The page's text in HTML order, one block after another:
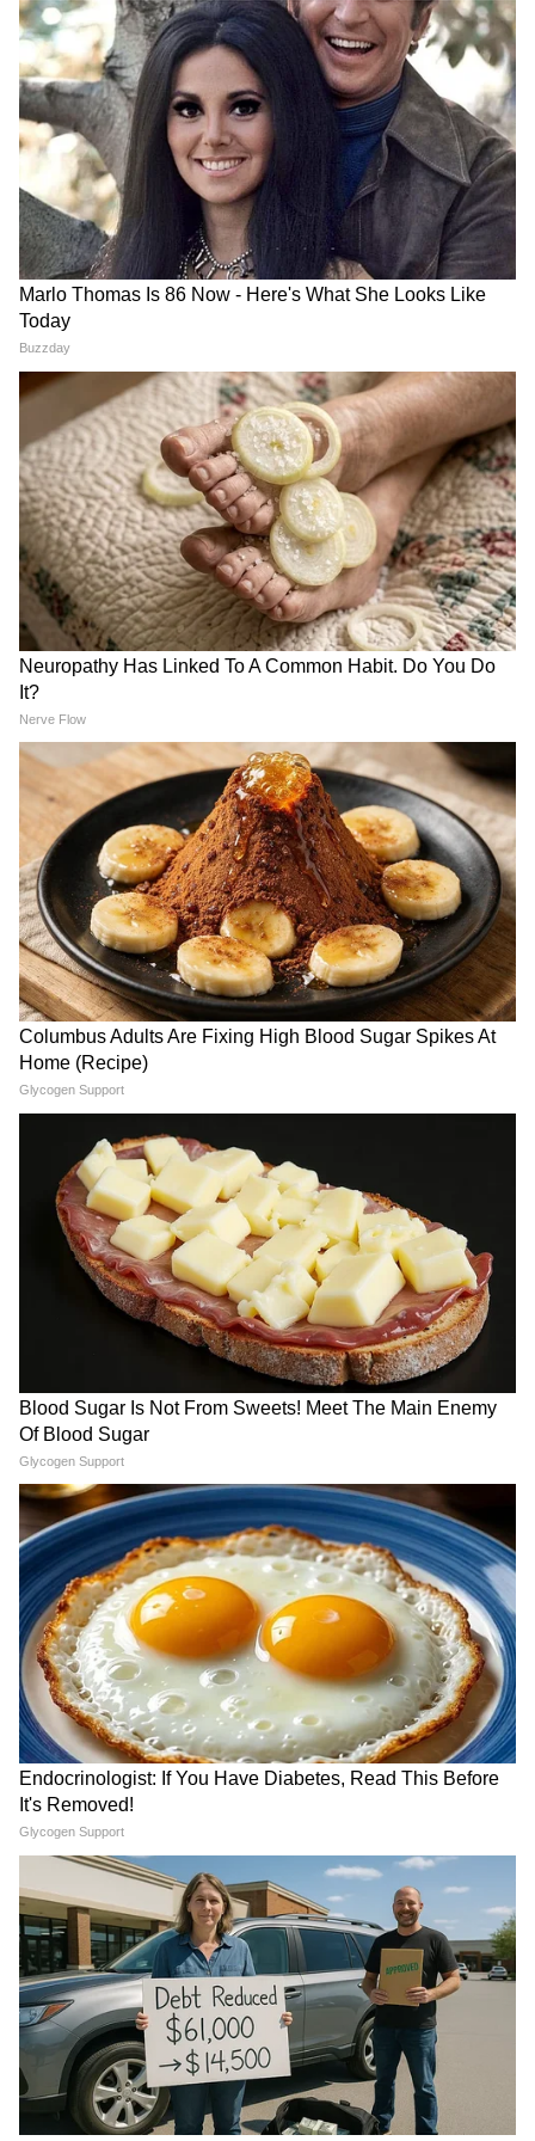
तहत अस्थायी युद्धविराम में समाप्त हुआ था।
सैन्य तनाव को बढ़ाते हुए, इस सैन्य वृद्धि से कुछ घंटे
पहले वॉशिंगटन द्वारा एक आक्रामक आर्थिक कदम उठाया
गया था, जिसमें डोनाल्ड ट्रम्प प्रशासन ने अचानक अस्थायी
तेल प्रतिबंध छूट को रद्द कर दिया था। यह सामान्य
लाइसेंस, जिसे जून के अंत में संघर्ष विराम के मापदंडों के
तहत सीमित ईरानी ऊर्जा निर्यात की अनुमति देने के लिए
लागू किया गया था, मूल रूप से 21 अगस्त तक सक्रिय
रहने वाला था। इन निर्यात अनुमतियों के अचानक रद्द होने
से तेहरान पर आर्थिक दबाव काफी बढ़ गया है क्योंकि
दोनों देश फिर से खुले टकराव की ओर बढ़ रहे हैं।
(Except for the headline, this story has
not been edited by Asianetnews Editorial
staff and is published from a syndicated
feed.)
CJP के अंदर हो गई कलह, Abhijeet Dipke
के ही खिलाफ हो गए कई लोग!